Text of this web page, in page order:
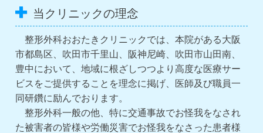
当クリニックの理念
整形外科おおたきクリニックでは、本院がある大阪
市都島区、吹田市千里山、阪神尼崎、吹田市山田南、
豊中において、地域に根ざしつつより高度な医療サー
ビスをご提供することを理念に掲げ、医師及び職員一
同研鑽に励んでおります。
整形外科一般の他、特に交通事故でお怪我をなされ
た被害者の皆様や労働災害でお怪我をなさった患者様